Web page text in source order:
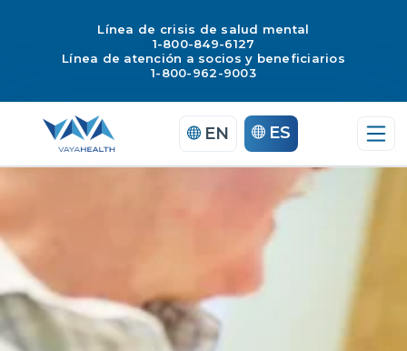
Línea de crisis de salud mental
1-800-849-6127
Línea de atención a socios y beneficiarios
1-800-962-9003
contenido
EN ES